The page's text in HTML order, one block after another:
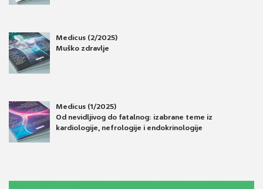
Medicus (2/2025)
Muško zdravlje
Medicus (1/2025)
Od nevidljivog do fatalnog: izabrane teme iz
kardiologije, nefrologije i endokrinologije